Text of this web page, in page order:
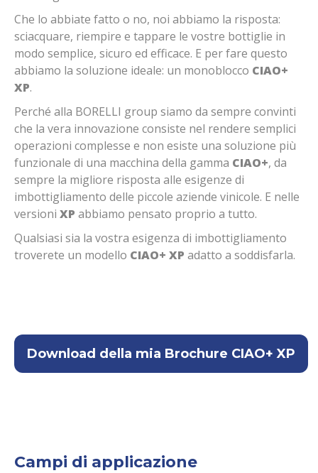
Che lo abbiate fatto o no, noi abbiamo la risposta:
sciacquare, riempire e tappare le vostre bottiglie in
modo semplice, sicuro ed efficace. E per fare questo
abbiamo la soluzione ideale: un monoblocco CIAO+
XP.
Perché alla BORELLI group siamo da sempre convinti
che la vera innovazione consiste nel rendere semplici
operazioni complesse e non esiste una soluzione più
funzionale di una macchina della gamma CIAO+, da
sempre la migliore risposta alle esigenze di
imbottigliamento delle piccole aziende vinicole. E nelle
versioni XP abbiamo pensato proprio a tutto.
Qualsiasi sia la vostra esigenza di imbottigliamento
troverete un modello CIAO+ XP adatto a soddisfarla.
Download della mia Brochure CIAO+ XP
Campi di applicazione